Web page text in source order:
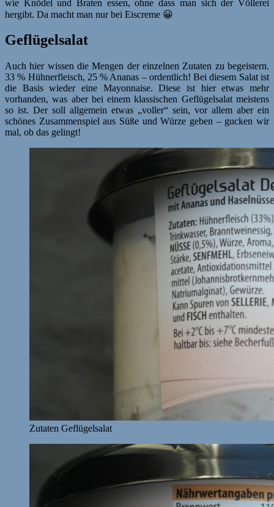
wie Knödel und Braten essen, ohne dass man sich der Völlerei
hergibt. Da macht man nur bei Eiscreme 😀
Geflügelsalat
Auch hier wissen die Mengen der einzelnen Zutaten zu begeistern.
33 % Hühnerfleisch, 25 % Ananas – ordentlich! Bei diesem Salat ist
die Basis wieder eine Mayonnaise. Diese ist hier etwas mehr
vorhanden, was aber bei einem klassischen Geflügelsalat meistens
so ist. Der soll allgemein etwas „voller“ sein, vor allem aber ein
schönes Zusammenspiel aus Süße und Würze geben – gucken wir
mal, ob das gelingt!
Zutaten Geflügelsalat